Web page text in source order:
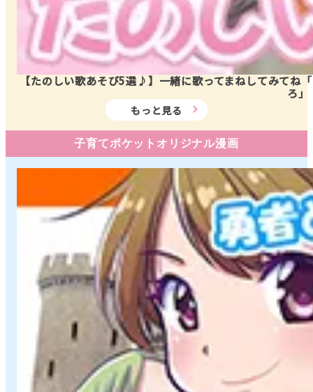
【たのしい歌あそび5選♪】一緒に歌ってまねしてみてね
ろ」
もっと見る
子育てポケットオリジナル漫画